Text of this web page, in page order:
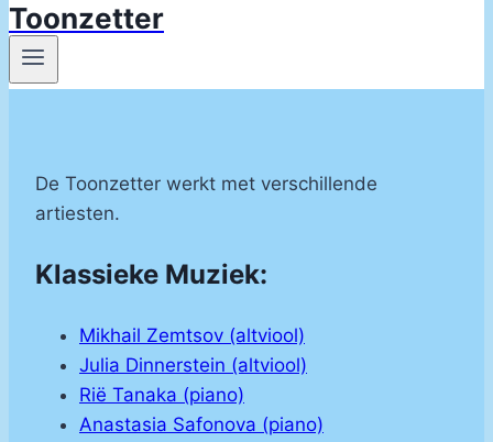
Toonzetter
De Toonzetter werkt met verschillende
artiesten.
Klassieke Muziek:
Mikhail Zemtsov (altviool)
Julia Dinnerstein (altviool)
Rië Tanaka (piano)
Anastasia Safonova (piano)